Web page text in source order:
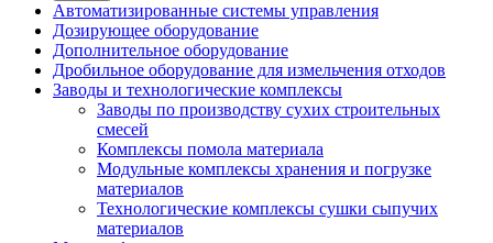
Автоматизированные системы управления
Дозирующее оборудование
Дополнительное оборудование
Дробильное оборудование для измельчения отходов
Заводы и технологические комплексы
Заводы по производству сухих строительных
смесей
Комплексы помола материала
Модульные комплексы хранения и погрузке
материалов
Технологические комплексы сушки сыпучих
материалов